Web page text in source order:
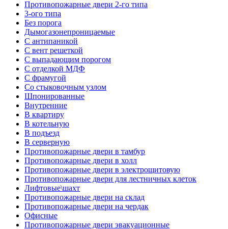
Противопожарные двери 2-го типа
3-ого типа
Без порога
Дымогазонепроницаемые
С антипаникой
С вент решеткой
С выпадающим порогом
С отделкой МДФ
С фрамугой
Со стыковочным узлом
Шпонированные
Внутренние
В квартиру
В котельную
В подъезд
В серверную
Противопожарные двери в тамбур
Противопожарные двери в холл
Противопожарные двери в электрощитовую
Противопожарные двери для лестничных клеток
Лифтовые\шахт
Противопожарные двери на склад
Противопожарные двери на чердак
Офисные
Противопожарные двери эвакуационные